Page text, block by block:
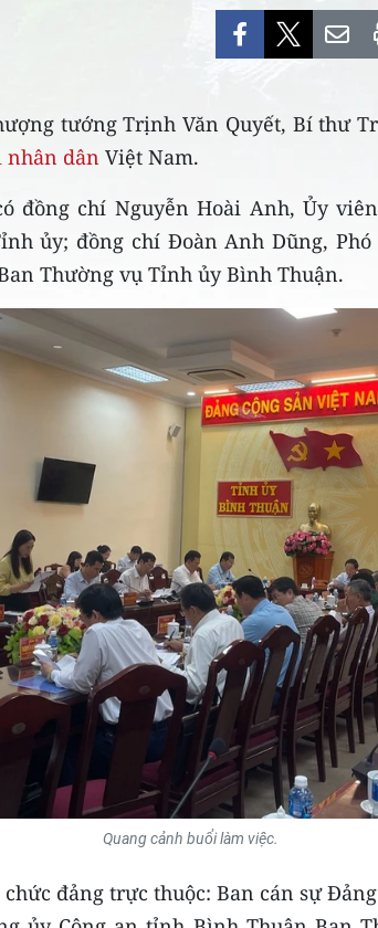
tướng Trịnh Văn Quyết, Bí thư
nhân dân Việt Nam.
đồng chí Nguyễn Hoài Anh, Ủy
ủy; đồng chí Đoàn Anh Dũng,
Thường vụ Tỉnh ủy Bình Thuận.
Quang cảnh buổi làm việc.
đảng trực thuộc: Ban cán sự